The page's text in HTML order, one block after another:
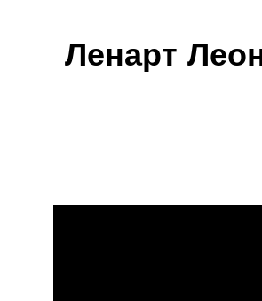
Ленарт